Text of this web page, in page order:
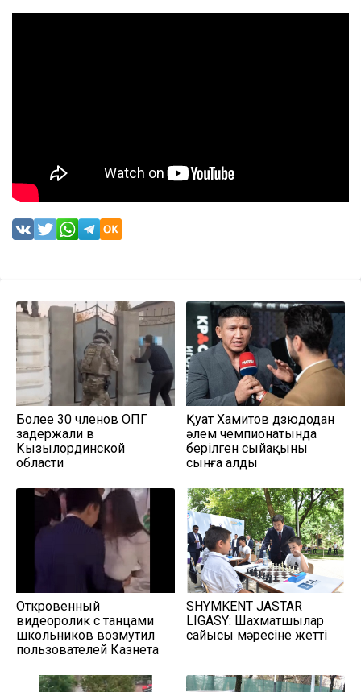
Более 30 членов ОПГ
задержали в
Кызылординской
области
Қуат Хамитов дзюдодан
әлем чемпионатында
берілген сыйақыны
сынға алды
Откровенный
видеоролик с танцами
школьников возмутил
пользователей Казнета
SHYMKENT JASTAR
LIGASY: Шахматшылар
сайысы мәресіне жетті